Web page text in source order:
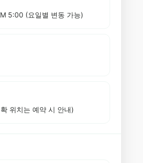
5:00 (요일별 변동 가능)
위치는 예약 시 안내)